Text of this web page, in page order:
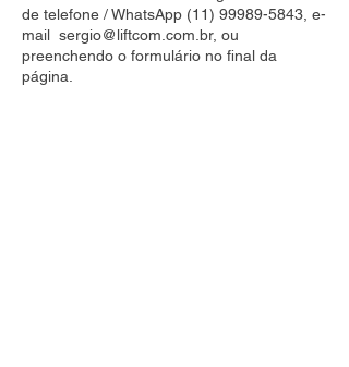
de telefone / WhatsApp (11) 99989-5843 , e-
mail sergio@liftcom.com.br, ou
preenchendo o formulário no final da
página.